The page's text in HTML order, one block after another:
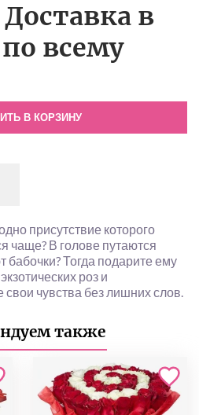
в
всему
В КОРЗИНУ
присутствие которого
чаще? В голове путаются
бабочки? Тогда подарите ему
роз и
чувства без лишних слов.
также